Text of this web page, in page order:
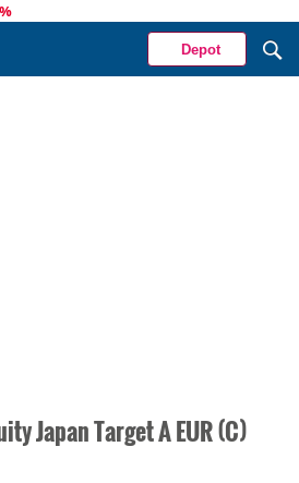
Depot
Japan Target A EUR (C)